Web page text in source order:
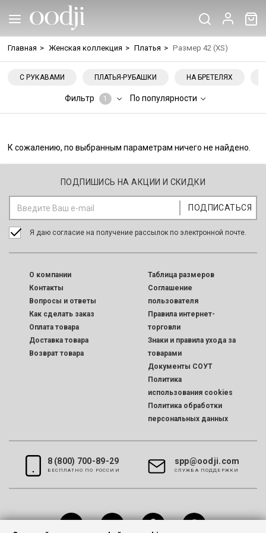
Главная > Женская коллекция > Платья > Размер 42 (XS)
С РУКАВАМИ ПЛАТЬЯ-РУБАШКИ НА БРЕТЕЛЯХ
Фильтр 1 По популярности
К сожалению, по выбранным параметрам ничего не найдено.
ПОДПИШИСЬ НА АКЦИИ И СКИДКИ
Я даю согласие на получение рассылок по электронной почте.
O компании
Контакты
Вопросы и ответы
Как сделать заказ
Оплата товара
Доставка товара
Возврат товара
Таблица размеров
Соглашение
пользователя
Правила интернет-
торговли
Знаки и правила ухода за
товарами
Документы СОУТ
Политика
использования cookies
Политика обработки
персональных данных
8 (800) 700-89-29
БЕСПЛАТНО ПО РОССИИ
spp@oodji.com
CЛУЖБА ПОДДЕРЖКИ